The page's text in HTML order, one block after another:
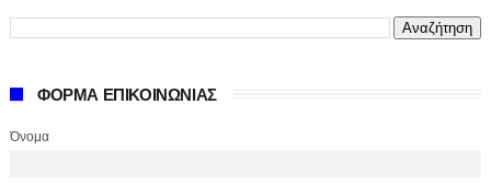
ΦΟΡΜΑ ΕΠΙΚΟΙΝΩΝΙΑΣ
Όνομα